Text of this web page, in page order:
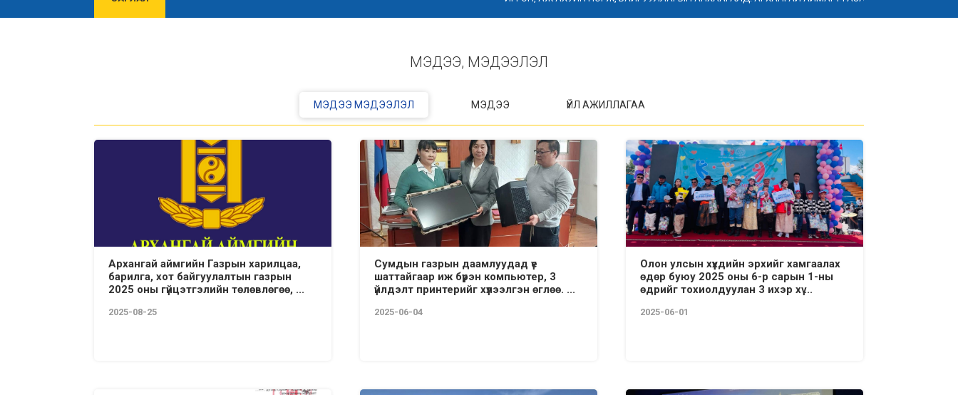
МЭДЭЭ, МЭДЭЭЛЭЛ
МЭДЭЭ МЭДЭЭЛЭЛ МЭДЭЭ ҮЙЛ АЖИЛЛАГАА
Архангай аймгийн Газрын харилцаа,
барилга, хот байгуулалтын газрын
2025 оны гүйцэтгэлийн төлөвлөгөө, ...
2025-08-25
Сумдын газрын даамлуудад үе
шаттайгаар иж бүрэн компьютер, 3
үйлдэлт принтерийг хүлээлгэн өглөө. ...
2025-06-04
Олон улсын хүүхдийн эрхийг хамгаалах
өдөр буюу 2025 оны 6-р сарын 1-ны
өдрийг тохиолдуулан 3 ихэр хү ...
2025-06-01